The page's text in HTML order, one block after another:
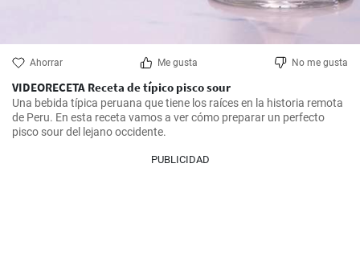
Ahorrar Me gusta No me gusta
VIDEORECETA Receta de típico pisco sour
Una bebida típica peruana que tiene los raíces en la historia remota
de Peru. En esta receta vamos a ver cómo preparar un perfecto
pisco sour del lejano occidente.
PUBLICIDAD